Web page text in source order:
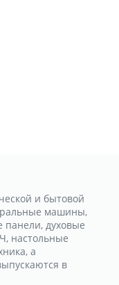
и бытовой
машины,
духовые
настольные
а
в